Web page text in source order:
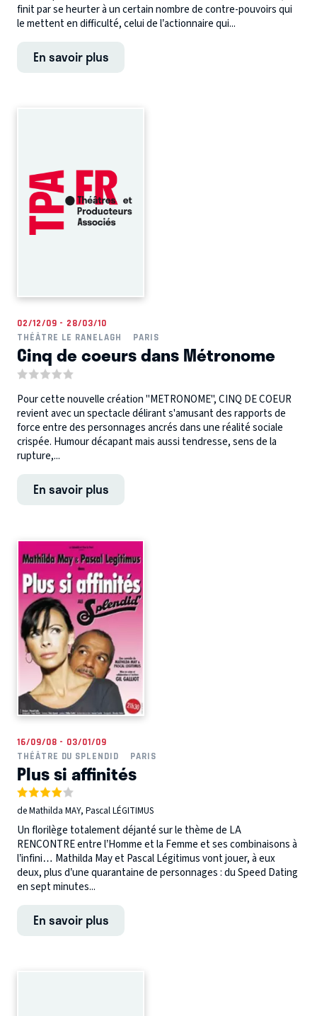
finit par se heurter à un certain nombre de contre-pouvoirs qui
le mettent en difficulté, celui de l’actionnaire qui...
En savoir plus
02/12/09 - 28/03/10
THÉÂTRE LE RANELAGH
PARIS
Cinq de coeurs dans Métronome
Pour cette nouvelle création "METRONOME", CINQ DE COEUR
revient avec un spectacle délirant s'amusant des rapports de
force entre des personnages ancrés dans une réalité sociale
crispée. Humour décapant mais aussi tendresse, sens de la
rupture,...
En savoir plus
16/09/08 - 03/01/09
THÉÂTRE DU SPLENDID
PARIS
Plus si affinités
de Mathilda MAY, Pascal LÉGITIMUS
Un florilège totalement déjanté sur le thème de LA
RENCONTRE entre l’Homme et la Femme et ses combinaisons à
l’infini… Mathilda May et Pascal Légitimus vont jouer, à eux
deux, plus d’une quarantaine de personnages : du Speed Dating
en sept minutes...
En savoir plus